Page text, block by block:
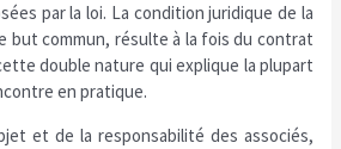
par la loi. La condition juridique de la
but commun, résulte à la fois du contrat
double nature qui explique la plupart
en pratique.
et de la responsabilité des associés,